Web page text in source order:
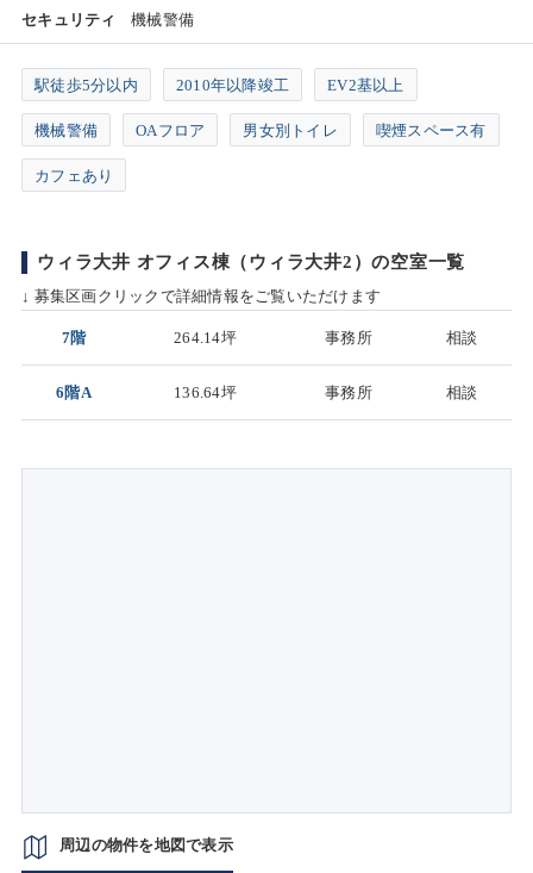
セキュリティ 機械警備
駅徒歩5分以内 2010年以降竣工 EV2基以上
機械警備 OAフロア 男女別トイレ 喫煙スペース有
カフェあり
ウィラ大井 オフィス棟（ウィラ大井2）の空室一覧
↓ 募集区画クリックで詳細情報をご覧いただけます
7階 264.14坪 事務所 相談
6階A 136.64坪 事務所 相談
周辺の物件を地図で表示